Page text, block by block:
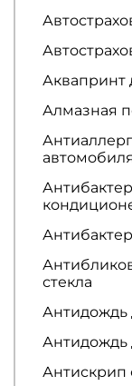
Аквапринт
Алмазная
автомобиля
стекла
Антидождь
Антидождь
Антискрип